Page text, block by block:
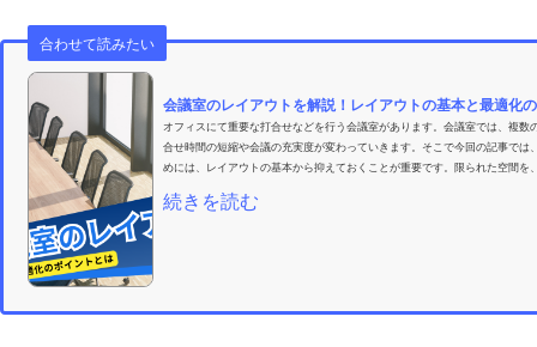
合わせて読みたい
会議室のレイアウトを解説！レイアウトの基本と最適化
オフィスにて重要な打合せなどを行う会議室があります。会議室では、複
合せ時間の短縮や会議の充実度が変わっていきます。そこで今回の記事で
めには、レイアウトの基本から抑えておくことが重要です。限られた空間
続きを読む